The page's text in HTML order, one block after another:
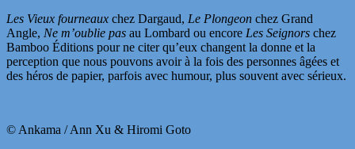
Les Vieux fourneaux chez Dargaud, Le Plongeon chez Grand
Angle, Ne m’oublie pas au Lombard ou encore Les Seignors chez
Bamboo Éditions pour ne citer qu’eux changent la donne et la
perception que nous pouvons avoir à la fois des personnes âgées et
des héros de papier, parfois avec humour, plus souvent avec sérieux.
© Ankama / Ann Xu & Hiromi Goto